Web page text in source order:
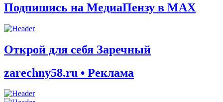
Подпишись на МедиаПензу в МАХ
Открой для себя Заречный
zarechny58.ru • Реклама